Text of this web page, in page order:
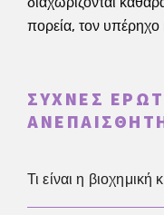
πορεία, τον υπέρηχο
ΣΥΧΝΈΣ
Τι είναι η βιοχημική